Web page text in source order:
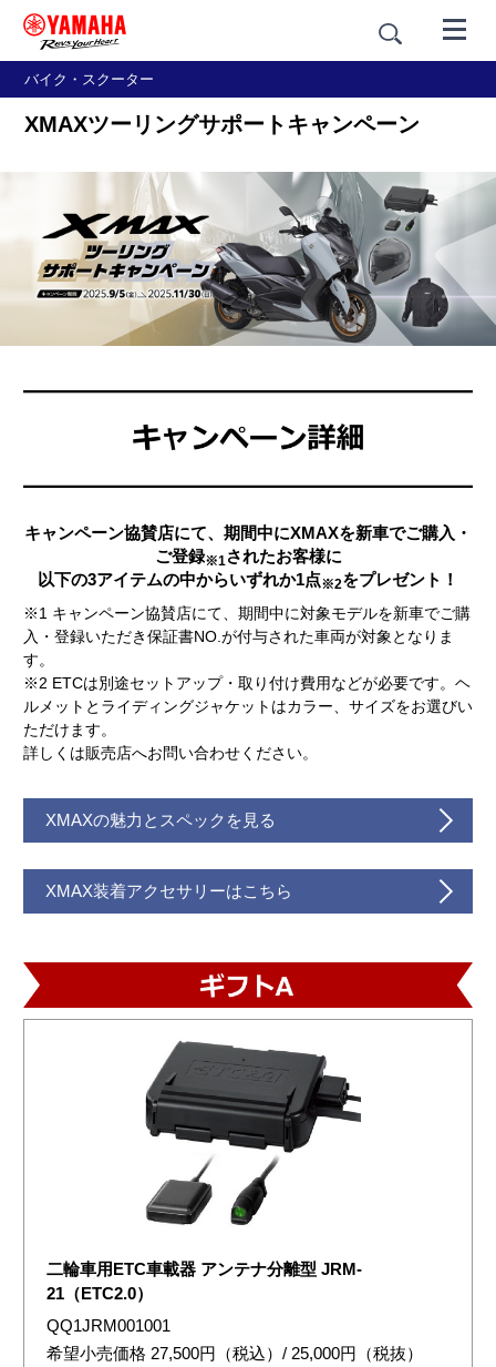
バイク・スクーター
XMAXツーリングサポートキャンペーン
キャンペーン協賛店にて、期間中にXMAXを新車でご購入・
ご登録※1されたお客様に
以下の3アイテムの中からいずれか1点※2をプレゼント！
※1 キャンペーン協賛店にて、期間中に対象モデルを新車でご購
入・登録いただき保証書NO.が付与された車両が対象となりま
す。
※2 ETCは別途セットアップ・取り付け費用などが必要です。ヘ
ルメットとライディングジャケットはカラー、サイズをお選びい
ただけます。
詳しくは販売店へお問い合わせください。
XMAXの魅力とスペックを見る
XMAX装着アクセサリーはこちら
二輪車用ETC車載器 アンテナ分離型 JRM-
21（ETC2.0）
QQ1JRM001001
希望小売価格 27,500円（税込）/ 25,000円（税抜）